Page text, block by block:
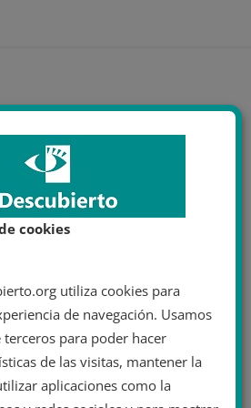
puede gustar
El izquierdista Pedro
cookies
utiliza cookies para
de navegación. Usamos
para poder hacer
de las visitas, mantener la
aplicaciones como la